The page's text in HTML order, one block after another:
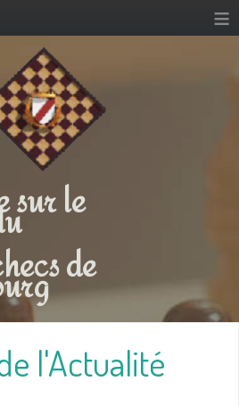
≡
sur le
de
l'Actualité